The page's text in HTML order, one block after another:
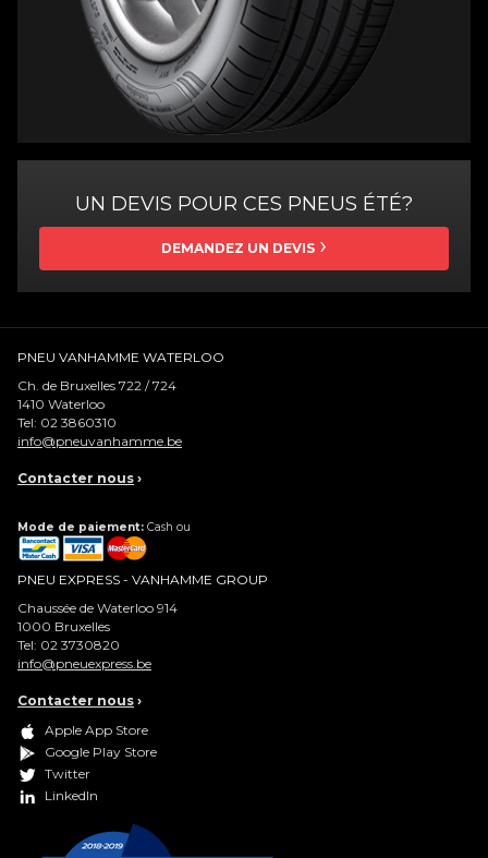
UN DEVIS POUR CES PNEUS ÉTÉ?
DEMANDEZ UN DEVIS
PNEU VANHAMME WATERLOO
Ch. de Bruxelles 722 / 724
1410 Waterloo
Tel: 02 3860310
info@pneuvanhamme.be
Contacter nous ›
Mode de paiement: Cash ou
PNEU EXPRESS - VANHAMME GROUP
Chaussée de Waterloo 914
1000 Bruxelles
Tel: 02 3730820
info@pneuexpress.be
Contacter nous ›
Apple App Store
Google Play Store
Twitter
LinkedIn